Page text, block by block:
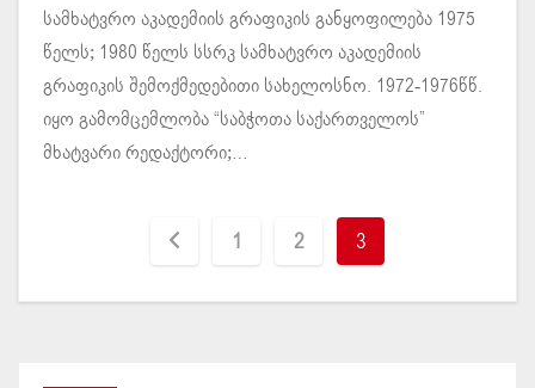
სამხატვრო აკადემიის გრაფიკის განყოფილება 1975
წელს; 1980 წელს სსრკ სამხატვრო აკადემიის
გრაფიკის შემოქმედებითი სახელოსნო. 1972-1976წწ.
იყო გამომცემლობა “საბჭოთა საქართველოს”
მხატვარი რედაქტორი;…
1 2 3